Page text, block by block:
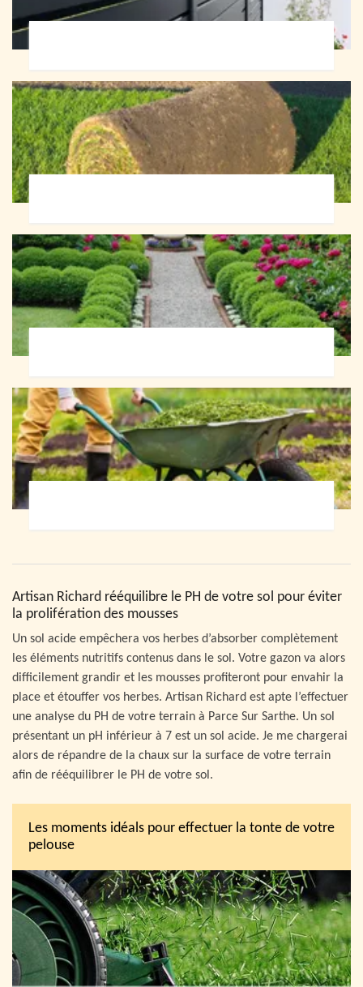
Artisan Richard rééquilibre le PH de votre sol pour éviter
la prolifération des mousses
Un sol acide empêchera vos herbes d’absorber complètement
les éléments nutritifs contenus dans le sol. Votre gazon va alors
difficilement grandir et les mousses profiteront pour envahir la
place et étouffer vos herbes. Artisan Richard est apte l’effectuer
une analyse du PH de votre terrain à Parce Sur Sarthe. Un sol
présentant un pH inférieur à 7 est un sol acide. Je me chargerai
alors de répandre de la chaux sur la surface de votre terrain
afin de rééquilibrer le PH de votre sol.
Les moments idéals pour effectuer la tonte de votre
pelouse